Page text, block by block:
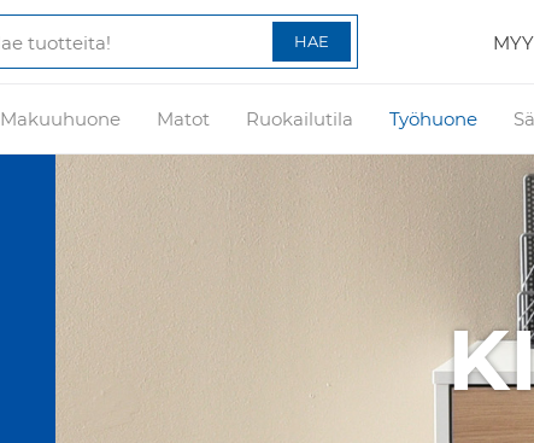
Makuuhuone Matot Ruokailutila Työhuone